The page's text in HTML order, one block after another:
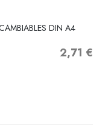
DIN A4
Precio
2,71 €